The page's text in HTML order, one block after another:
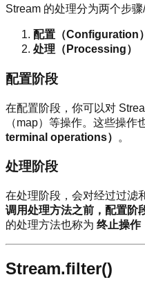
Stream 的处理分为两个步骤/
配置（Configuration）
处理（Processing）
配置阶段
在配置阶段，你可以对
（map）等操作。这些操作
terminal operations）
。
处理阶段
在处理阶段，会对经过过滤
调用处理方法之前，配置阶
的处理方法也称为 终止操作
Stream.filter()